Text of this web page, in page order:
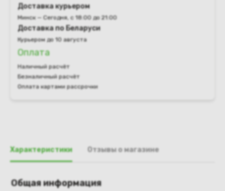
Доставка курьером
Минск — Сегодня, с 18:00 до 21:00
Доставка по Беларуси
Курьером до 10 августа
Оплата
Наличный расчёт
Безналичный расчёт
Оплата картами рассрочки
Характеристики Отзывы о магазине
Общая информация